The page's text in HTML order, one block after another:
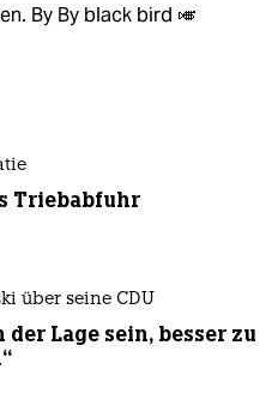
By By black bird 🎺
Triebabfuhr
über seine CDU
der Lage sein, besser zu